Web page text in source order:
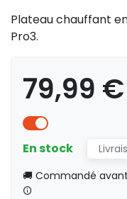
Plateau chauffant
Pro3.
79,99 €
En stock
🚚 Commandé